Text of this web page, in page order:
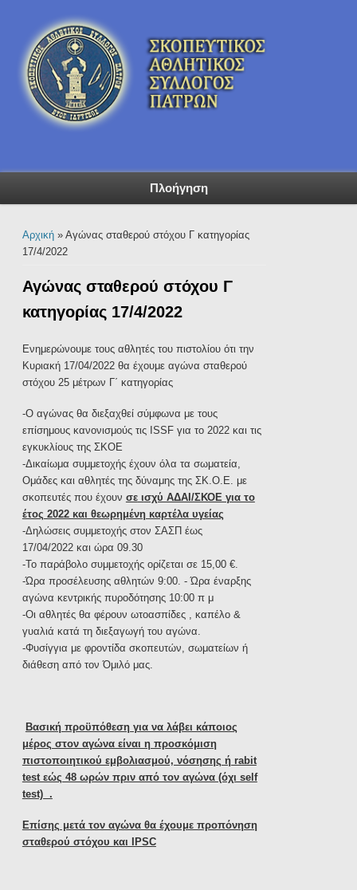
Πλοήγηση
Είστε εδώ
Αρχική» Αγώνας σταθερού στόχου Γ κατηγορίας
17/4/2022
Αγώνας σταθερού στόχου Γ
κατηγορίας 17/4/2022
Ενημερώνουμε τους αθλητές του πιστολίου ότι την
Κυριακή 17/04/2022 θα έχουμε αγώνα σταθερού
στόχου 25 μέτρων Γ΄ κατηγορίας
-Ο αγώνας θα διεξαχθεί σύμφωνα με τους
επίσημους κανονισμούς τις ISSF για το 2022 και τις
εγκυκλίους της ΣΚΟΕ
-Δικαίωμα συμμετοχής έχουν όλα τα σωματεία,
Ομάδες και αθλητές της δύναμης της ΣΚ.Ο.Ε. με
σκοπευτές που έχουν σεισχύ ΑΔΑΙ/ΣΚΟΕ για το
έτος 2022 και θεωρημένη καρτέλα υγείας
-Δηλώσεις συμμετοχής στον ΣΑΣΠ έως
17/04/2022 και ώρα 09.30
-Το παράβολο συμμετοχής ορίζεται σε 15,00 €.
-Ώρα προσέλευσης αθλητών 9:00. - Ώρα έναρξης
αγώνα κεντρικής πυροδότησης 10:00 π μ
-Οι αθλητές θα φέρουν ωτοασπίδες , καπέλο &
γυαλιά κατά τη διεξαγωγή του αγώνα.
-Φυσίγγια με φροντίδα σκοπευτών, σωματείων ή
διάθεση από τον Όμιλό μας.
Βασική προϋπόθεση για να λάβει κάποιος
μέρος στον αγώνα είναι η προσκόμιση
πιστοποιητικού εμβολιασμού, νόσησης ή rabit
test εώς 48 ωρών πριν από τον αγώνα (όχι self
test) .
Επίσης μετά τον αγώνα θα έχουμε προπόνηση
σταθερού στόχου και IPSC